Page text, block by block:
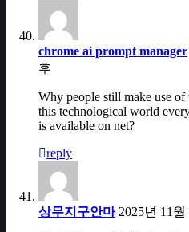
chrome ai prompt manager
후
Why people still make use of
this technological world
is available on net?
reply
상무지구안마 2025년 11